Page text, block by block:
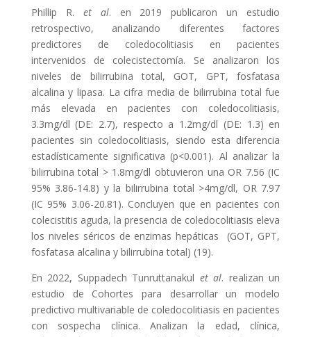
Phillip R. et al. en 2019 publicaron un estudio
retrospectivo, analizando diferentes factores
predictores de coledocolitiasis en pacientes
intervenidos de colecistectomía. Se analizaron los
niveles de bilirrubina total, GOT, GPT, fosfatasa
alcalina y lipasa. La cifra media de bilirrubina total fue
más elevada en pacientes con coledocolitiasis,
3.3mg/dl (DE: 2.7), respecto a 1.2mg/dl (DE: 1.3) en
pacientes sin coledocolitiasis, siendo esta diferencia
estadísticamente significativa (p<0.001). Al analizar la
bilirrubina total > 1.8mg/dl obtuvieron una OR 7.56 (IC
95% 3.86-14.8) y la bilirrubina total >4mg/dl, OR 7.97
(IC 95% 3.06-20.81). Concluyen que en pacientes con
colecistitis aguda, la presencia de coledocolitiasis eleva
los niveles séricos de enzimas hepáticas (GOT, GPT,
fosfatasa alcalina y bilirrubina total) (19).
En 2022, Suppadech Tunruttanakul et al. realizan un
estudio de Cohortes para desarrollar un modelo
predictivo multivariable de coledocolitiasis en pacientes
con sospecha clínica. Analizan la edad, clínica,